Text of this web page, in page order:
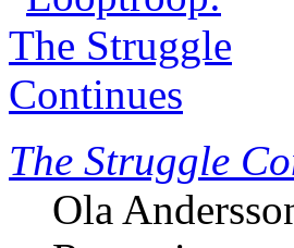
The Struggle
Ola